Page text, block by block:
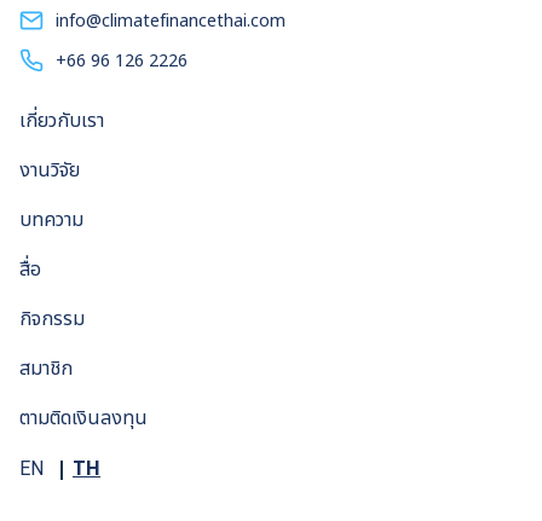
หมายสัดส่วนพลังงานหมุนเวียนในระบบไฟฟ้าจาก 20 เปอร์เซ็นต์
ตัวชูโรงโดยคิดเป็นสัดส่วนสูงถึง 22 เปอร์เซ็นต์ของกำลังการ
พร้อมกับระบุว่า พร้อมเพิ่มสัดส่วนพลังงานหมุนเวียนในระบบให้ไม่
น้อยกว่า 50 เปอร์เซ็นต์ แต่ความฝันดังกล่าวคงยากจะเป็นความ
จริง หากรัฐบาลไม่ทุ่มงบประมาณเพื่อพัฒนา ‘สมาร์ทกริด’ ให้
สามารถรองรับรูปแบบการผลิตไฟฟ้าที่เปลี่ยนแปลงไปจากหน้ามือ
of Standards and […]
info@climatefinancethai.com
+66 96 126 2226
เกี่ยวกับเรา
งานวิจัย
บทความ
สื่อ
กิจกรรม
สมาชิก
ตามติดเงินลงทุน
EN TH